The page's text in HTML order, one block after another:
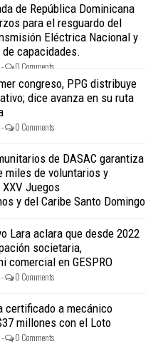
de República Dominicana
para el resguardo del
Eléctrica Nacional y
capacidades.
0 Comments
congreso, PPG distribuye
dice avanza en su ruta
0 Comments
de DASAC garantiza
miles de voluntarios y
Juegos
y del Caribe Santo Domingo
Lara aclara que desde 2022
societaria,
comercial en GESPRO
0 Comments
certificado a mecánico
millones con el Loto
0 Comments